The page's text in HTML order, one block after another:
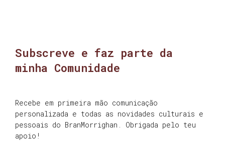
Subscreve e faz parte da
minha Comunidade
Recebe em primeira mão comunicação
personalizada e todas as novidades culturais e
pessoais do BranMorrighan. Obrigada pelo teu
apoio!